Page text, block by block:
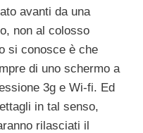
avanti da una
non al colosso
si conosce è che
di uno schermo a
3g e Wi-fi. Ed
in tal senso,
rilasciati il